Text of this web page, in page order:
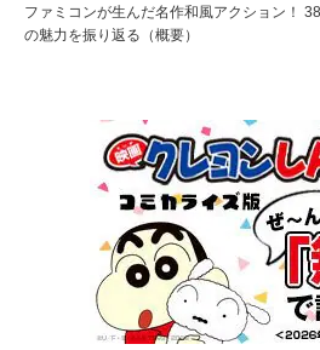
ファミコンが生んだ名作和風アクション！
の魅力を振り返る（概要）